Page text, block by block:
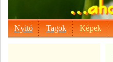
Nyitó Tagok Képek